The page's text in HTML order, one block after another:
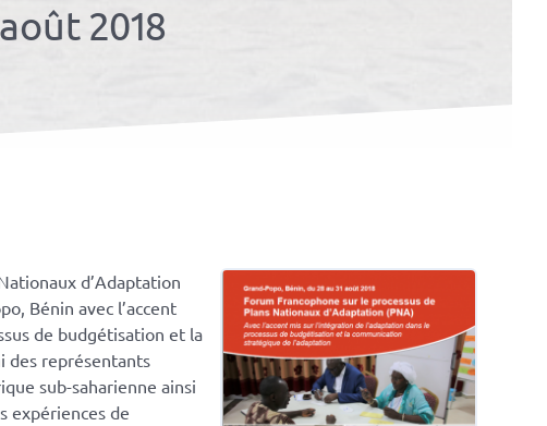
2018
d’Adaptation
Bénin avec l’accent
de budgétisation et la
des représentants
sub-saharienne ainsi
expériences de